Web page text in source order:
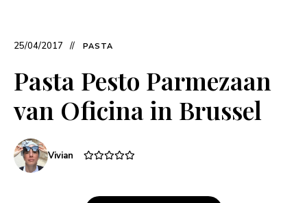
25/04/2017 PASTA
Pasta Pesto Parmezaan
van Oficina in Brussel
Vivian